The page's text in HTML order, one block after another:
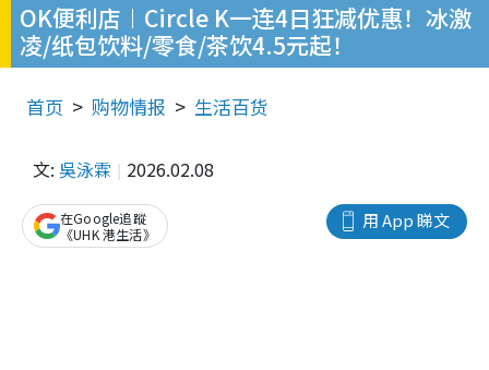
OK便利店︱Circle K一连4日狂减优惠！冰激
凌/纸包饮料/零食/茶饮4.5元起！
首页 购物情报 生活百货
文: 吳泳霖 2026.02.08
用 App 睇文
在Google追蹤
《UHK 港生活》